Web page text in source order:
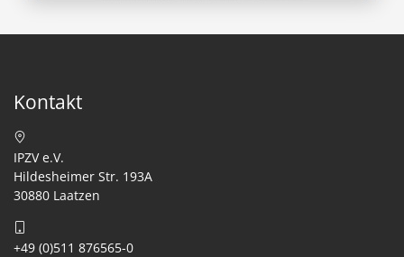
Kontakt
IPZV e.V.
Hildesheimer Str. 193A
30880 Laatzen
+49 (0)511 876565-0